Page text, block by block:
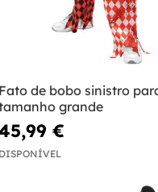
Fato de bobo sinistro
grande
€
DISPONÍVEL